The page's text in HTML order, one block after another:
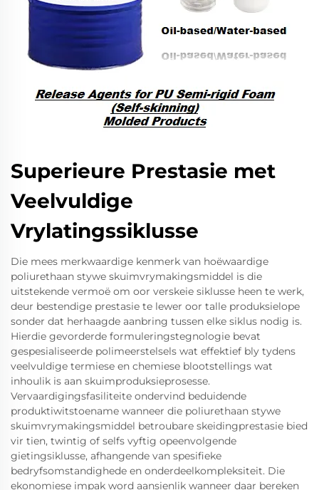
Superieure Prestasie met
Veelvuldige
Vrylatingssiklusse
Die mees merkwaardige kenmerk van hoëwaardige
poliurethaan stywe skuimvrymakingsmiddel is die
uitstekende vermoë om oor verskeie siklusse heen te werk,
deur bestendige prestasie te lewer oor talle produksielope
sonder dat herhaagde aanbring tussen elke siklus nodig is.
Hierdie gevorderde formuleringstegnologie bevat
gespesialiseerde polimeerstelsels wat effektief bly tydens
veelvuldige termiese en chemiese blootstellings wat
inhoulik is aan skuimproduksieprosesse.
Vervaardigingsfasiliteite ondervind beduidende
produktiwitstoename wanneer die poliurethaan stywe
skuimvrymakingsmiddel betroubare skeidingprestasie bied
vir tien, twintig of selfs vyftig opeenvolgende
gietingsiklusse, afhangende van spesifieke
bedryfsomstandighede en onderdeelkompleksiteit. Die
ekonomiese impak word aansienlik wanneer daar bereken